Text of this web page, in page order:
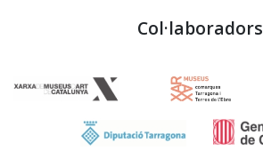
Col·laboradors